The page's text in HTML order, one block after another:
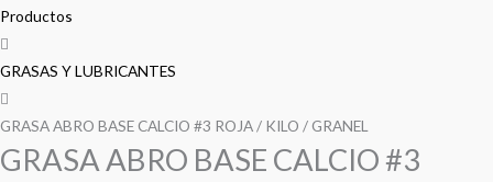
Productos
GRASAS Y LUBRICANTES
GRASA ABRO BASE CALCIO #3 ROJA / KILO / GRANEL
GRASA ABRO BASE CALCIO #3
S/ 40.00.S/ 35.00.
BASE
CALCIO
#3
ROJA
/
KILO
S/ 40.00.S/ 35.00.